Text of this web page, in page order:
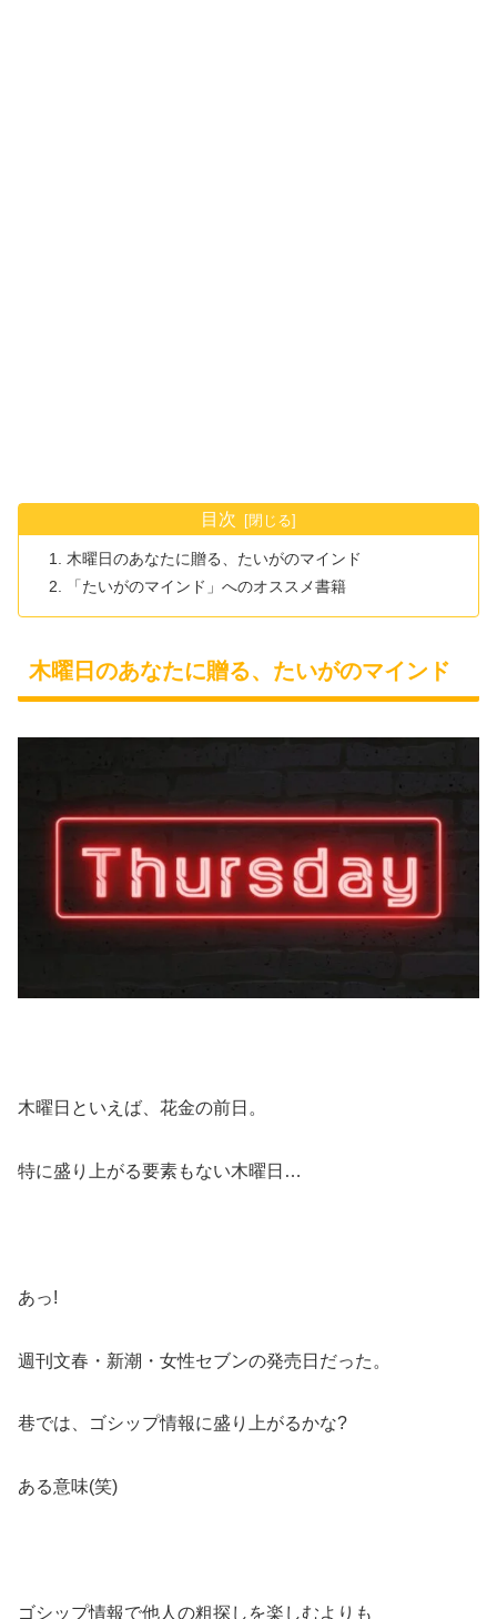
目次
木曜日のあなたに贈る、たいがのマインド
「たいがのマインド」へのオススメ書籍
木曜日のあなたに贈る、たいがのマインド
木曜日といえば、花金の前日。
特に盛り上がる要素もない木曜日…
あっ!
週刊文春・新潮・女性セブンの発売日だった。
巷では、ゴシップ情報に盛り上がるかな?
ある意味(笑)
ゴシップ情報で他人の粗探しを楽しむよりも